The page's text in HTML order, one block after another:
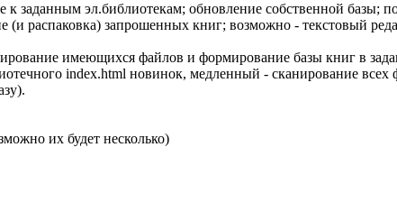
заданным эл.библиотекам; обновление собственной базы;
(и распаковка) запрошенных книг; возможно - текстовый
имеющихся файлов и формирование базы книг в
index.html новинок, медленный - сканирование
их будет несколько)